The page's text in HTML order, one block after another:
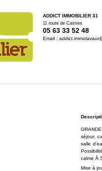
ADDICT IMMOBILIER 31
11 route de Castres
05 63 33 52 48
Email :
séjour,
salle
calme À
Mise à